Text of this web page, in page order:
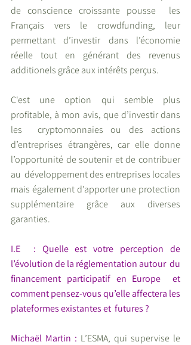
de conscience croissante pousse  les
Français vers le crowdfunding, leur
permettant d’investir dans l’économie
réelle tout en générant des revenus
additionels grâce aux intérêts perçus.
C'est une option qui semble plus
profitable, à mon avis, que d’investir dans
les  cryptomonnaies ou des actions
d’entreprises étrangères, car elle donne
l’opportunité de soutenir et de contribuer
au  développement des entreprises locales
mais également d’apporter une protection
supplémentaire grâce aux diverses
garanties.
I.E  : Quelle est votre perception de
l’évolution de la réglementation autour  du
financement participatif en Europe  et
comment pensez-vous qu’elle affectera les
plateformes existantes et  futures ?
Michaël Martin : L’ESMA, qui supervise le